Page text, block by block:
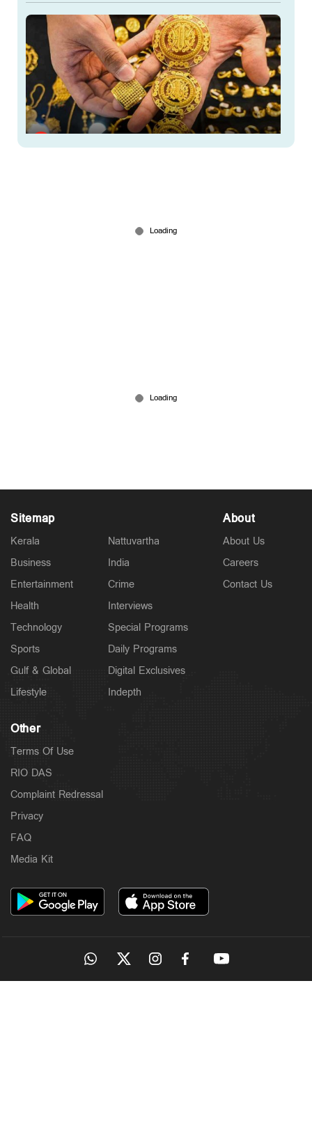
‘പിണറായിക്ക് സുരക്ഷാ ഭീഷണിയുണ്ടായിരുന്നു’;
തന്നെ പെടുത്തിയതാണെന്ന് ഗണ്‍മാന്‍
Sitemap
Kerala
Business
Entertainment
Health
Technology
Sports
Gulf & Global
Lifestyle
Nattuvartha
India
Crime
Interviews
Special Programs
Daily Programs
Digital Exclusives
Indepth
About
About Us
Careers
Contact Us
Other
Terms Of Use
RIO DAS
Complaint Redressal
Privacy
FAQ
Media Kit